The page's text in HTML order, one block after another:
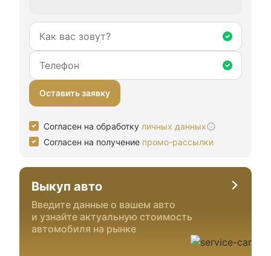
Оставить заявку
Согласен на обработку личных данных
Согласен на получение промо-рассылки
Выкуп авто
Введите данные о вашем авто
и узнайте актуальную стоимость
автомобиля на рынке